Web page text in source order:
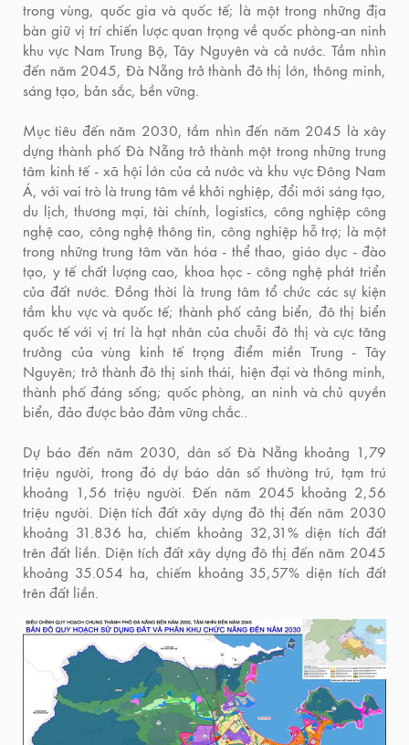
trong vùng, quốc gia và quốc tế; là một trong những địa
bàn giữ vị trí chiến lược quan trọng về quốc phòng-an ninh
khu vực Nam Trung Bộ, Tây Nguyên và cả nước. Tầm nhìn
đến năm 2045, Đà Nẵng trở thành đô thị lớn, thông minh,
sáng tạo, bản sắc, bền vững.
Mục tiêu đến năm 2030, tầm nhìn đến năm 2045 là xây
dựng thành phố Đà Nẵng trở thành một trong những trung
tâm kinh tế - xã hội lớn của cả nước và khu vực Đông Nam
Á, với vai trò là trung tâm về khởi nghiệp, đổi mới sáng tạo,
du lịch, thương mại, tài chính, logistics, công nghiệp công
nghệ cao, công nghệ thông tin, công nghiệp hỗ trợ; là một
trong những trung tâm văn hóa - thể thao, giáo dục - đào
tạo, y tế chất lượng cao, khoa học - công nghệ phát triển
của đất nước. Đồng thời là trung tâm tổ chức các sự kiện
tầm khu vực và quốc tế; thành phố cảng biển, đô thị biển
quốc tế với vị trí là hạt nhân của chuỗi đô thị và cực tăng
trưởng của vùng kinh tế trọng điểm miền Trung - Tây
Nguyên; trở thành đô thị sinh thái, hiện đại và thông minh,
thành phố đáng sống; quốc phòng, an ninh và chủ quyền
biển, đảo được bảo đảm vững chắc..
Dự báo đến năm 2030, dân số Đà Nẵng khoảng 1,79
triệu người, trong đó dự báo dân số thường trú, tạm trú
khoảng 1,56 triệu người. Đến năm 2045 khoảng 2,56
triệu người. Diện tích đất xây dựng đô thị đến năm 2030
khoảng 31.836 ha, chiếm khoảng 32,31% diện tích đất
trên đất liền. Diện tích đất xây dựng đô thị đến năm 2045
khoảng 35.054 ha, chiếm khoảng 35,57% diện tích đất
trên đất liền.